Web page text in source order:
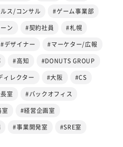
ス/コンサル #ゲーム事業部
ン #契約社員 #札幌
#デザイナー #マーケター/広報
#高知 #DONUTS GROUP
ィレクター #大阪 #CS
室 #バックオフィス
室 #経営企画室
#事業開発室 #SRE室